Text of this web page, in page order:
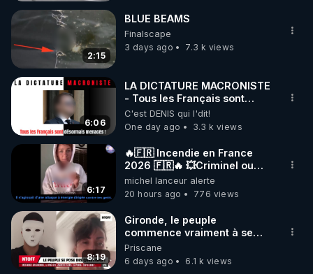
2:15
BLUE BEAMS
Finalscape
3 days ago
7.3 k views
6:06
LA DICTATURE MACRONISTE
- Tous les Français sont
désormais menacés !
C'est DENIS qui l'dit!
One day ago
3.3 k views
6:17
🔥🇫🇷 Incendie en France
2026 🇫🇷🔥 💥Criminel ou
coincidence naturelle?💥
@NostraDamoucho
michel lanceur alerte
20 hours ago
776 views
8:19
Gironde, le peuple
commence vraiment à se
poser des questions !
Qu'est-ce qu'il nous cache...
Priscane
6 days ago
6.1 k views